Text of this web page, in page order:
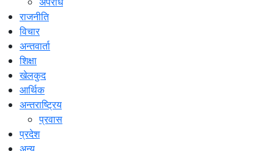
राजनीति
विचार
अन्तवार्ता
शिक्षा
खेलकुद
आर्थिक
अन्तराष्ट्रिय
प्रवास
प्रदेश